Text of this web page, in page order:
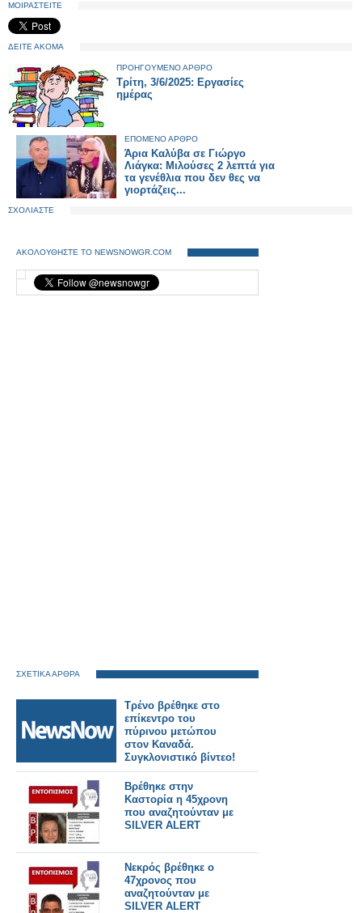
ΜΟΙΡΑΣΤΕΙΤΕ
ΔΕΙΤΕ ΑΚΟΜΑ
ΠΡΟΗΓΟΥΜΕΝΟ ΑΡΘΡΟ
Τρίτη, 3/6/2025: Εργασίες
ημέρας
ΕΠΟΜΕΝΟ ΑΡΘΡΟ
Άρια Καλύβα σε Γιώργο
Λιάγκα: Μιλούσες 2 λεπτά για
τα γενέθλια που δεν θες να
γιορτάζεις...
ΣΧΟΛΙΑΣΤΕ
ΑΚΟΛΟΥΘΗΣΤΕ ΤΟ NEWSNOWGR.COM
ΣΧΕΤΙΚΑ ΑΡΘΡΑ
Τρένο βρέθηκε στο
επίκεντρο του
πύρινου μετώπου
στον Καναδά.
Συγκλονιστικό βίντεο!
Βρέθηκε στην
Καστορία η 45χρονη
που αναζητούνταν με
SILVER ALERT
Νεκρός βρέθηκε ο
47χρονος που
αναζητούνταν με
SILVER ALERT